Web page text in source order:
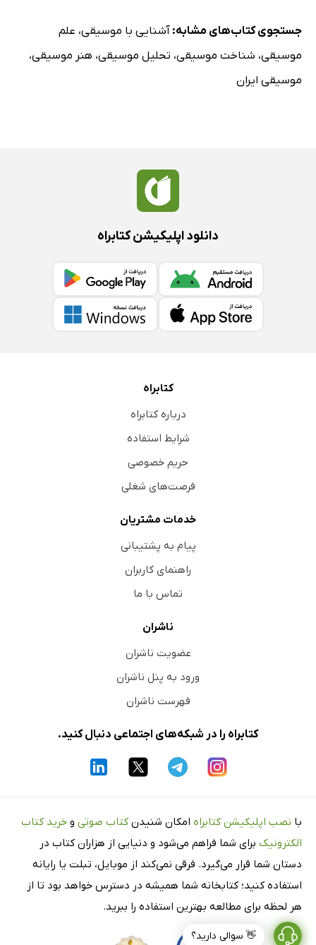
جستجوی کتاب‌های مشابه: آشنایی با موسیقی، علم
موسیقی، شناخت موسیقی، تحلیل موسیقی، هنر موسیقی،
موسیقی ایران
👋 سوالی دارید؟
دانلود اپلیکیشن کتابراه
کتابراه
درباره کتابراه
شرایط استفاده
حریم خصوصی
فرصت‌های شغلی
خدمات مشتریان
پیام به پشتیبانی
راهنمای کاربران
تماس با ما
ناشران
عضویت ناشران
ورود به پنل ناشران
فهرست ناشران
کتابراه را در شبکه‌های اجتماعی دنبال کنید.
با نصب اپلیکیشن کتابراه امکان شنیدن کتاب صوتی و خرید کتاب
الکترونیک برای شما فراهم می‌شود و دنیایی از هزاران کتاب در
دستان شما قرار می‌گیرد. فرقی نمی‌کند از موبایل، تبلت یا رایانه
استفاده کنید؛ کتابخانه شما همیشه در دسترس خواهد بود تا از
هر لحظه برای مطالعه بهترین استفاده را ببرید.